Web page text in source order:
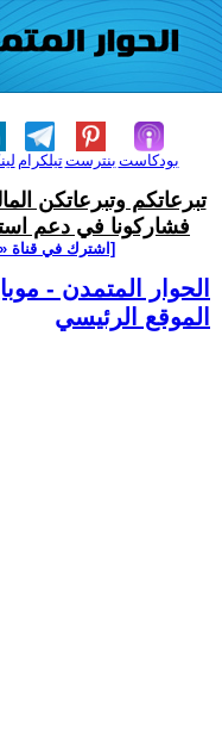
تيلكرامبنترست بودكاست
تبرعاتكم وتبرعاتكن
فشاركونا في دعم
[اشترك في قناة
الحوار المتمدن -
الموقع الرئيسي